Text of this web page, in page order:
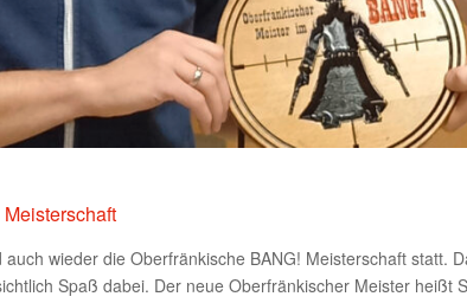
wieder die Oberfränkische BANG! Meisterschaft statt.
Spaß dabei. Der neue Oberfränkischer Meister heißt